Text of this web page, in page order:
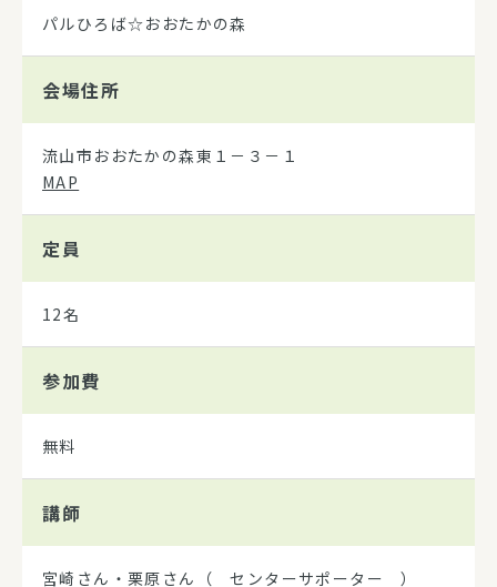
パルひろば☆おおたかの森
会場住所
流山市おおたかの森東１－３－１
MAP
定員
12名
参加費
無料
講師
宮崎さん・栗原さん（ センターサポーター ）